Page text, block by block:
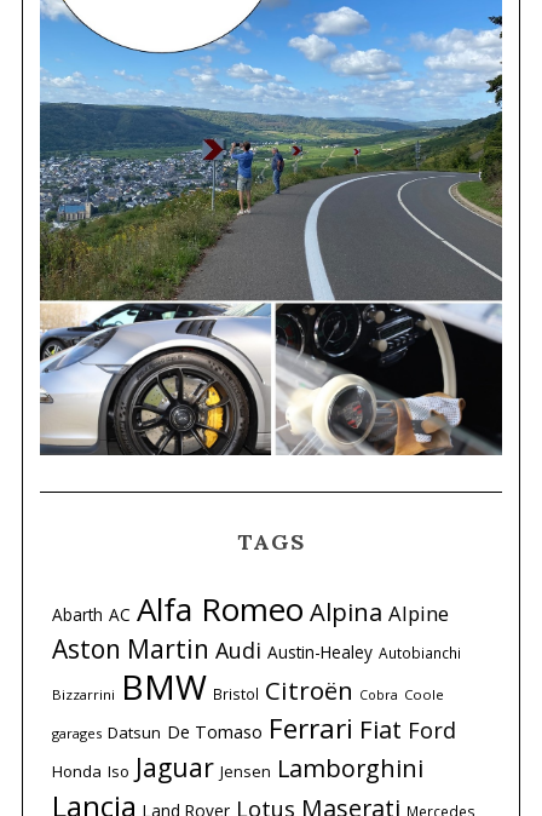
TAGS
Abarth AC Alfa Romeo Alpina Alpine
Aston Martin Audi Austin-Healey Autobianchi
Bizzarrini BMW Bristol Citroën Cobra Coole
garages Datsun De Tomaso Ferrari Fiat Ford
Honda Iso Jaguar Jensen Lamborghini
Lancia Land Rover Lotus Maserati Mercedes